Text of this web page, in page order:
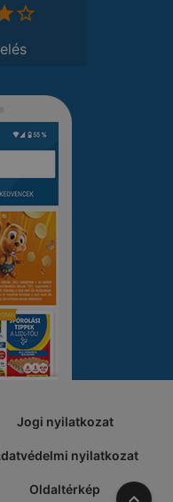
Jogi nyilatkozat
nyilatkozat
Oldaltérkép A